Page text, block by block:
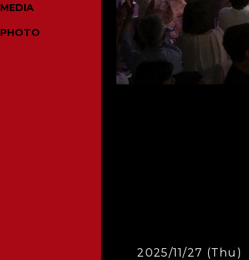
MEDIA
PHOTO
2025/11/27 (Thu)